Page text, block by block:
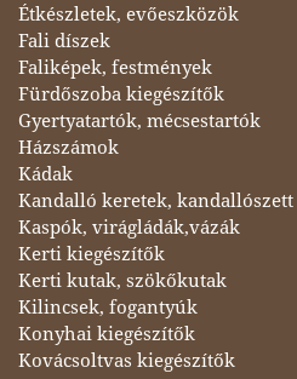
Étkészletek, evőeszközök
Fali díszek
Faliképek, festmények
Fürdőszoba kiegészítők
Gyertyatartók, mécsestartók
Házszámok
Kádak
Kandalló keretek, kandallószett
Kaspók, virágládák,vázák
Kerti kiegészítők
Kerti kutak, szökőkutak
Kilincsek, fogantyúk
Konyhai kiegészítők
Kovácsoltvas kiegészítők